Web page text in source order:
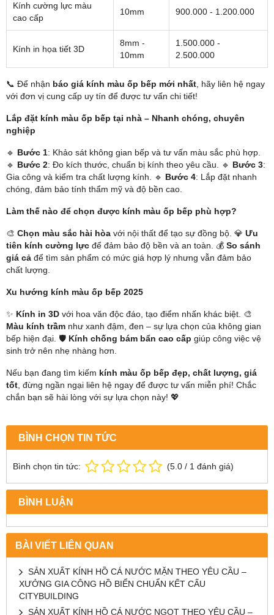
Kính cường lực màu
cao cấp
10mm 900.000 - 1.200.000
Kính in họa tiết 3D
8mm -
10mm
1.500.000 -
2.500.000
📞 Để nhận báo giá kính màu ốp bếp mới nhất , hãy liên hệ ngay
với đơn vị cung cấp uy tín để được tư vấn chi tiết!
Lắp đặt kính màu ốp bếp tại nhà – Nhanh chóng, chuyên
nghiệp
🔹 Bước 1: Khảo sát không gian bếp và tư vấn màu sắc phù hợp.
🔹 Bước 2: Đo kích thước, chuẩn bị kính theo yêu cầu. 🔹 Bước 3:
Gia công và kiểm tra chất lượng kính. 🔹 Bước 4: Lắp đặt nhanh
chóng, đảm bảo tính thẩm mỹ và độ bền cao.
Làm thế nào để chọn được kính màu ốp bếp phù hợp?
🎨 Chọn màu sắc hài hòa với nội thất để tạo sự đồng bộ. 💎 Ưu
tiên kính cường lực để đảm bảo độ bền và an toàn. 💰 So sánh
giá cả để tìm sản phẩm có mức giá hợp lý nhưng vẫn đảm bảo
chất lượng.
Xu hướng kính màu ốp bếp 2025
✨ Kính in 3D với hoa văn độc đáo, tạo điểm nhấn khác biệt. 🎨
Màu kính trầm như xanh đậm, đen – sự lựa chọn của không gian
bếp hiện đại. 🛡 Kính chống bám bẩn cao cấp giúp công việc vệ
sinh trở nên nhẹ nhàng hơn.
Nếu bạn đang tìm kiếm kính màu ốp bếp đẹp, chất lượng, giá
tốt , đừng ngần ngại liên hệ ngay để được tư vấn miễn phí! Chắc
chắn bạn sẽ hài lòng với sự lựa chọn này! 💖
BÌNH CHỌN TIN TỨC
Bình chọn tin tức: (5.0 / 1 đánh giá)
BÌNH LUẬN
BÀI VIẾT LIÊN QUAN
SẢN XUẤT KÍNH HỒ CÁ NƯỚC MẶN THEO YÊU CẦU –
XƯỞNG GIA CÔNG HỒ BIỂN CHUẨN KẾT CẤU
CITYBUILDING
SẢN XUẤT KÍNH HỒ CÁ NƯỚC NGỌT THEO YÊU CẦU –